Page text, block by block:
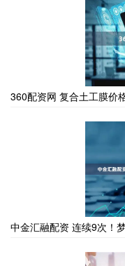
360配资网 复合土工膜价
中金汇融配资 连续9次！